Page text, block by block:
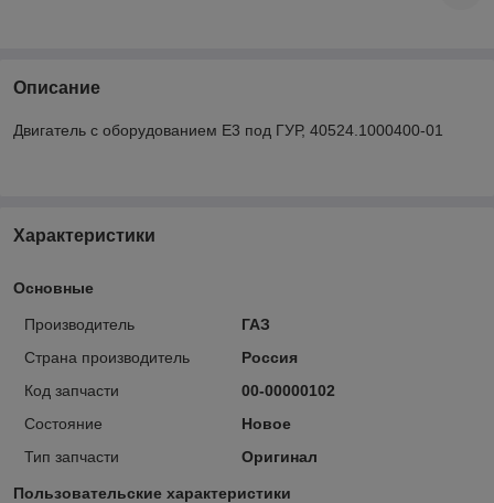
Описание
Двигатель с оборудованием Е3 под ГУР, 40524.1000400-01
Характеристики
Основные
Производитель
ГАЗ
Страна производитель
Россия
Код запчасти
00-00000102
Состояние
Новое
Тип запчасти
Оригинал
Пользовательские характеристики